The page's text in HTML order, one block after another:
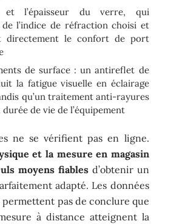
l’épaisseur du verre, qui
de l’indice de réfraction choisi et
directement le confort de port
de surface : un antireflet de
la fatigue visuelle en éclairage
qu’un traitement anti-rayures
de vie de l’équipement
ne se vérifient pas en ligne.
et la mesure en magasin
moyens fiablesd’obtenir un
adapté. Les données
pas de conclure que
à distance atteignent la